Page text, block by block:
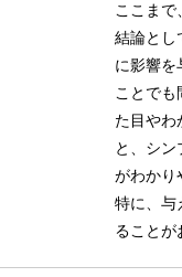
ここまで
結論とし
に影響を
ことで
た目やわ
と、シ
がわかり
特に、与
ることが